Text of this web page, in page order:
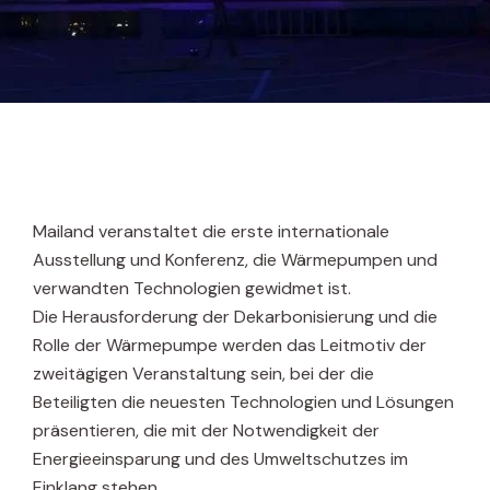
Mailand veranstaltet die erste internationale
Ausstellung und Konferenz, die Wärmepumpen und
verwandten Technologien gewidmet ist.
Die Herausforderung der Dekarbonisierung und die
Rolle der Wärmepumpe werden das Leitmotiv der
zweitägigen Veranstaltung sein, bei der die
Beteiligten die neuesten Technologien und Lösungen
präsentieren, die mit der Notwendigkeit der
Energieeinsparung und des Umweltschutzes im